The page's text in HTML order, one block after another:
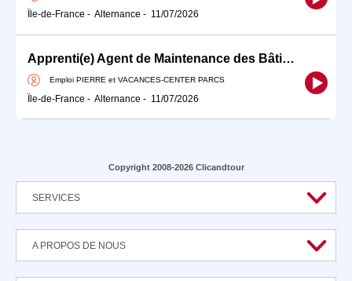
Île-de-France - Alternance - 11/07/2026
Apprenti(e) Agent de Maintenance des Bâtiments H/F Pierre Vacances
Emploi PIERRE et VACANCES-CENTER PARCS
Île-de-France - Alternance - 11/07/2026
Copyright 2008-2026 Clicandtour
SERVICES
A PROPOS DE NOUS